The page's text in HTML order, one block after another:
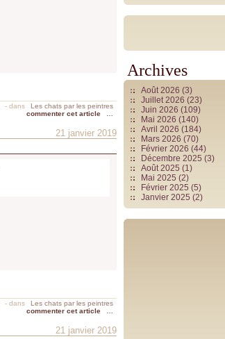
- dans
Les chats par les peintres
commenter cet article
21 janvier 2019
- dans
Les chats par les peintres
commenter cet article
21 janvier 2019
Archives
Août 2026 (3)
Juillet 2026 (23)
Juin 2026 (109)
Mai 2026 (140)
Avril 2026 (184)
Mars 2026 (70)
Février 2026 (44)
Décembre 2025 (3)
Août 2025 (1)
Mai 2025 (2)
Février 2025 (5)
Janvier 2025 (2)